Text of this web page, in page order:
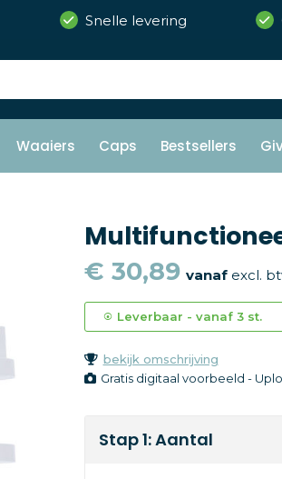
Snelle levering
Waaiers Caps Bestsellers
€ 30,89 vanafexcl.
Leverbaar - vanaf 3 st.
bekijk omschrijving
Gratis digitaal voorbeeld -
Stap 1: Aantal